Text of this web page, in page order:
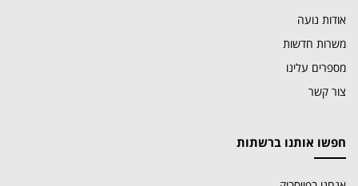
אודות נועה
משרות חדשות
מספרים עלינו
צור קשר
חפשו אותנו ברשתות